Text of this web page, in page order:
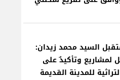
السيد محمد زيدان:
لمشاريع وتأكيدٌ على
للمدينة القديمة